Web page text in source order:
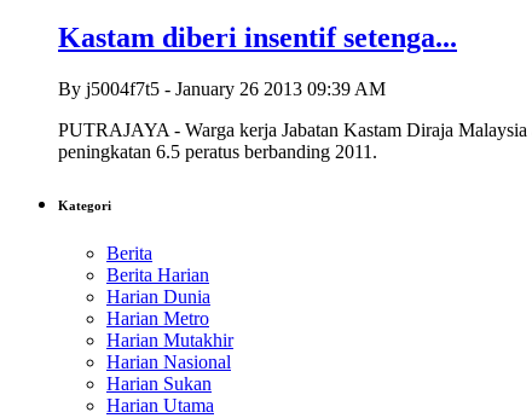
Kastam diberi insentif setenga...
By j5004f7t5 - January 26 2013 09:39 AM
PUTRAJAYA - Warga kerja Jabatan Kastam Diraja
peningkatan 6.5 peratus berbanding 2011.
Kategori
Berita
Berita Harian
Harian Dunia
Harian Metro
Harian Mutakhir
Harian Nasional
Harian Sukan
Harian Utama